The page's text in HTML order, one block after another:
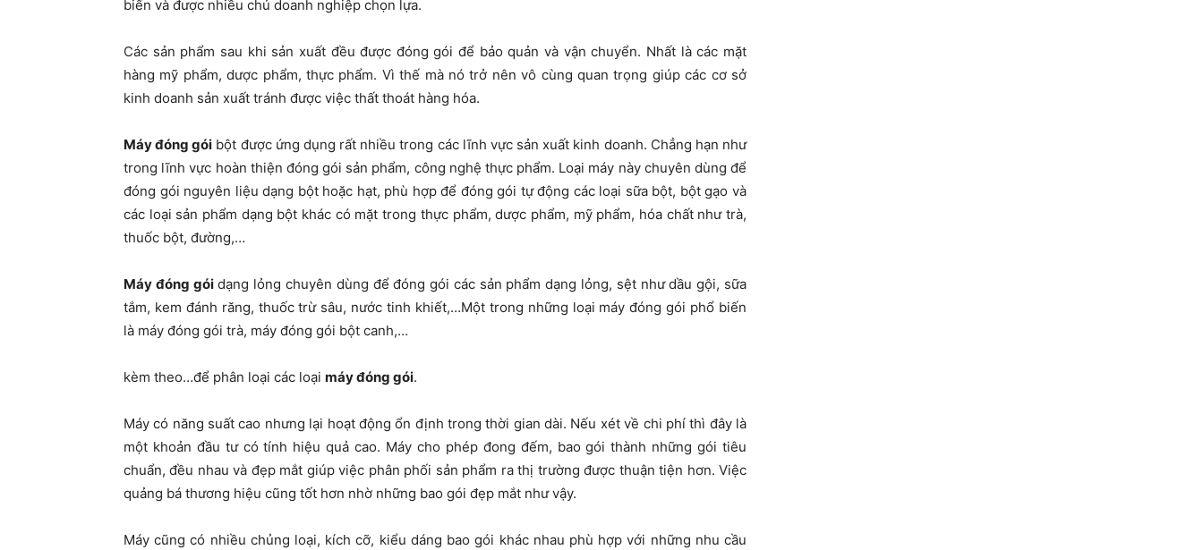
biến và được nhiều chủ doanh nghiệp chọn lựa.
Các sản phẩm sau khi sản xuất đều được đóng gói để bảo quản và vận chuyển. Nhất là các mặt
hàng mỹ phẩm, dược phẩm, thực phẩm. Vì thế mà nó trở nên vô cùng quan trọng giúp các cơ sở
kinh doanh sản xuất tránh được việc thất thoát hàng hóa.
Máy đóng gói bột được ứng dụng rất nhiều trong các lĩnh vực sản xuất kinh doanh. Chẳng hạn như
trong lĩnh vực hoàn thiện đóng gói sản phẩm, công nghệ thực phẩm. Loại máy này chuyên dùng để
đóng gói nguyên liệu dạng bột hoặc hạt, phù hợp để đóng gói tự động các loại sữa bột, bột gạo và
các loại sản phẩm dạng bột khác có mặt trong thực phẩm, dược phẩm, mỹ phẩm, hóa chất như trà,
thuốc bột, đường,…
Máy đóng góidạng lỏng chuyên dùng để đóng gói các sản phẩm dạng lỏng, sệt như dầu gội, sữa
tắm, kem đánh răng, thuốc trừ sâu, nước tinh khiết,…Một trong những loại máy đóng gói phổ biến
là máy đóng gói trà, máy đóng gói bột canh,…
kèm theo…để phân loại các loại máy đóng gói.
Máy có năng suất cao nhưng lại hoạt động ổn định trong thời gian dài. Nếu xét về chi phí thì đây là
một khoản đầu tư có tính hiệu quả cao. Máy cho phép đong đếm, bao gói thành những gói tiêu
chuẩn, đều nhau và đẹp mắt giúp việc phân phối sản phẩm ra thị trường được thuận tiện hơn. Việc
quảng bá thương hiệu cũng tốt hơn nhờ những bao gói đẹp mắt như vậy.
Máy cũng có nhiều chủng loại, kích cỡ, kiểu dáng bao gói khác nhau phù hợp với những nhu cầu